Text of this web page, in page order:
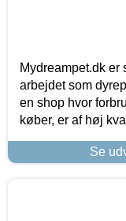
Mydreampet.dk er
arbejdet som
en shop hvor
køber, er af høj
Se